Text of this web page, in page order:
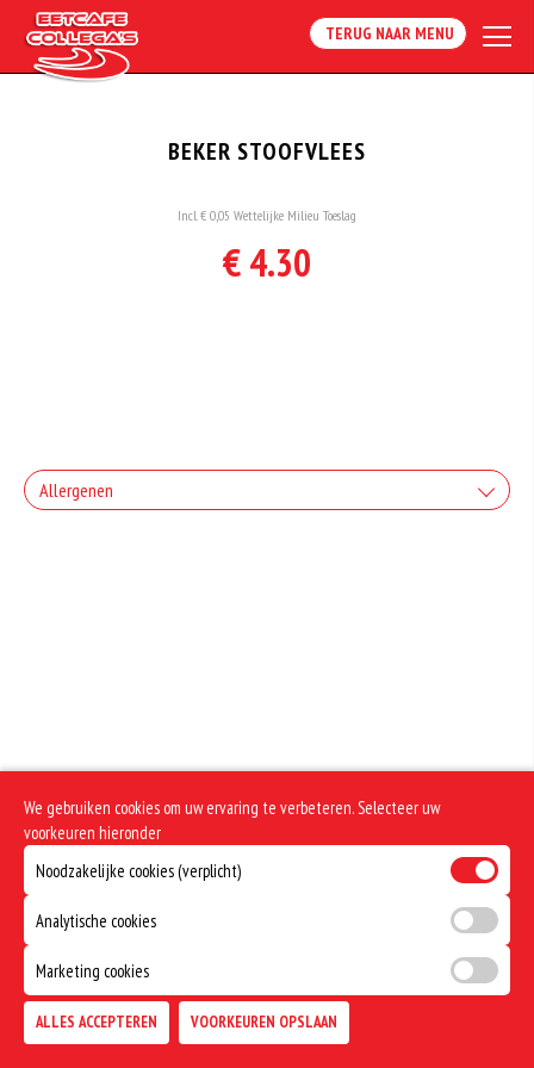
TERUG NAAR MENU
BEKER STOOFVLEES
Incl. € 0,05 Wettelijke Milieu Toeslag
€ 4.30
Allergenen
We gebruiken cookies om uw ervaring te verbeteren. Selecteer uw
voorkeuren hieronder
Noodzakelijke cookies (verplicht)
Analytische cookies
Marketing cookies
ALLES ACCEPTEREN VOORKEUREN OPSLAAN